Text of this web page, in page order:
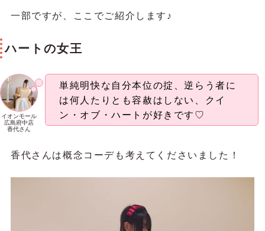
一部ですが、ここでご紹介します♪
ハートの女王
イオンモール
広島府中店
香代さん
単純明快な自分本位の掟、逆らう者に
は何人たりとも容赦はしない、クイ
ン・オブ・ハートが好きです♡
香代さんは概念コーデも考えてくださいました！